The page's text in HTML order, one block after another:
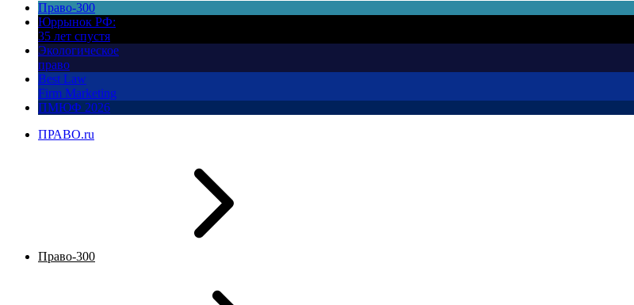
Право-300
Юррынок РФ:
35 лет спустя
Экологическое
право
Best Law
Firm Marketing
ПМЮФ 2026
ПРАВО.ru
Право-300